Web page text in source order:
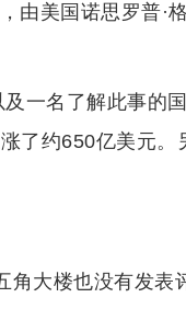
由美国诺思罗普·
一名了解此事的
了约650亿美元
角大楼也没有发